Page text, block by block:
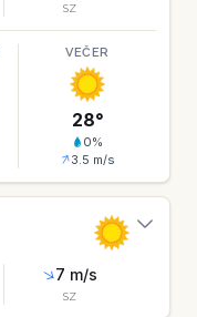
SZ
VEČER
28°
0%
3.5 m/s
7 m/s
SZ